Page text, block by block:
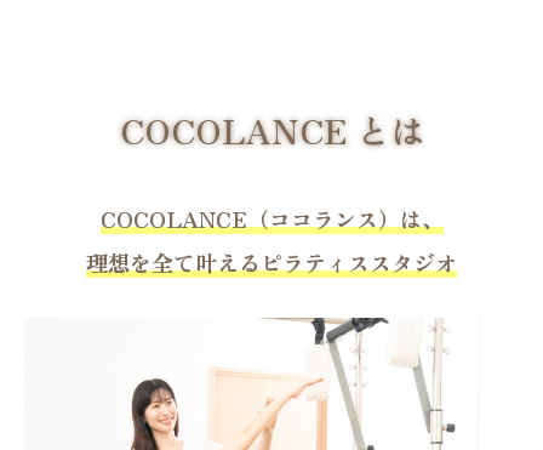
COCOLANCE とは
COCOLANCE（ココランス）は、
理想を全て叶えるピラティススタジオ